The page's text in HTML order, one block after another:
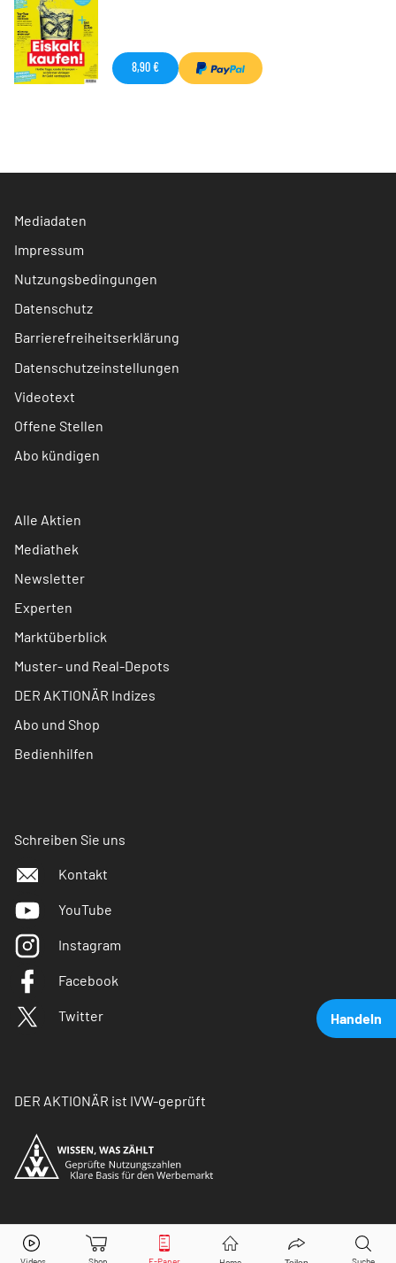
Handeln
Ottobock Aktie jetzt handeln?
8,90 €
Mediadaten
Impressum
Nutzungsbedingungen
Datenschutz
Barrierefreiheitserklärung
Datenschutzeinstellungen
Videotext
Offene Stellen
Abo kündigen
Alle Aktien
Mediathek
Newsletter
Experten
Marktüberblick
Muster- und Real-Depots
DER AKTIONÄR Indizes
Abo und Shop
Bedienhilfen
Schreiben Sie uns
Kontakt
YouTube
Instagram
Facebook
Twitter
DER AKTIONÄR ist IVW-geprüft
© Copyright 2026 Börsenmedien AG. Alle Rechte